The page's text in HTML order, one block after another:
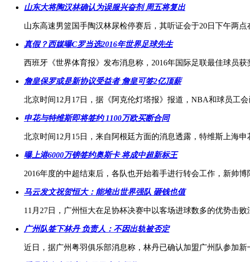
山东大将陶汉林确认为误服兴奋剂 周五将复出
山东高速男篮国手陶汉林尿检停赛后，其听证会于20日下午两
真假？西媒曝C罗当选2016年世界足球先生
西班牙《世界体育报》发布消息称，2016年国际足联最佳球员
詹皇保罗或是新协议受益者 詹皇可签2亿顶薪
北京时间12月17日，据《阿克伦灯塔报》报道，NBA和球员工
申花与特维斯即将签约 1100万欧买断合同
北京时间12月15日，来自阿根廷方面的消息透露，特维斯上海
曝上港6000万镑签约奥斯卡 将成中超新标王
2016年度的中超结束后，各队也开始着手进行转会工作，新帅
马云发文祝贺恒大：能堆出世界强队 砸钱也值
11月27日，广州恒大在足协杯决赛中以客场进球数多的优势击
广州队签下林丹 负责人：不因出轨被否定
近日，据广州粤羽俱乐部消息称，林丹已确认加盟广州队参加